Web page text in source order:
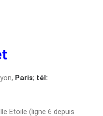
Paris; tél:
Etoile (ligne 6 depuis